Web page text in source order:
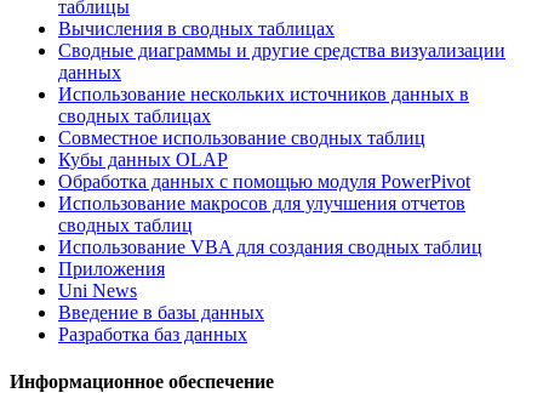
таблицы
Вычисления в сводных таблицах
Сводные диаграммы и другие средства визуализации
данных
Использование нескольких источников данных в
сводных таблицах
Совместное использование сводных таблиц
Кубы данных OLAP
Обработка данных с помощью модуля PowerPivot
Использование макросов для улучшения отчетов
сводных таблиц
Использование VBA для создания сводных таблиц
Приложения
Uni News
Введение в базы данных
Разработка баз данных
Информационное обеспечение